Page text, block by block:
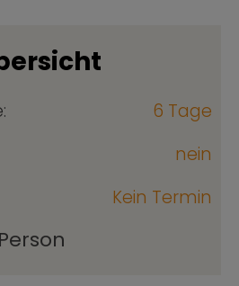
6 Tage
nein
Kein Termin